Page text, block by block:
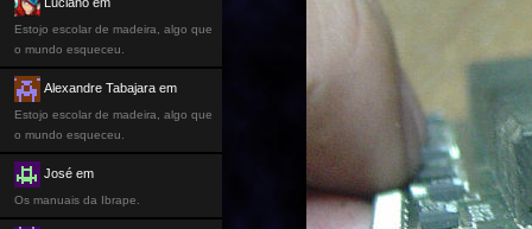
Estojo escolar de madeira, algo que
o mundo esqueceu.
Alexandre Tabajara em
Estojo escolar de madeira, algo que
o mundo esqueceu.
José em
Os manuais da Ibrape.